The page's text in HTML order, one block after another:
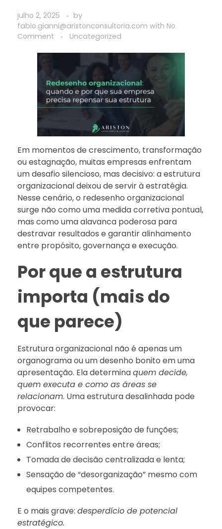
julho 2, 2025
by
fabio.gianni@aristonconsultoria.com with No
Comment
Uncategorized
Em momentos de crescimento, transformação
ou estagnação, muitas empresas enfrentam
um desafio silencioso, mas decisivo: a estrutura
organizacional deixou de servir à estratégia.
Nesse cenário, o redesenho organizacional
surge não como uma medida corretiva pontual,
mas como uma alavanca poderosa para
destravar resultados e garantir alinhamento
entre propósito, governança e execução.
Por que a estrutura
importa (mais do
que parece)
Estrutura organizacional não é apenas um
organograma ou um desenho bonito em uma
apresentação. Ela determinaquem decide,
quem executa e como as áreas se
relacionam. Uma estrutura desalinhada pode
provocar:
Retrabalho e sobreposição de funções;
Conflitos recorrentes entre áreas;
Tomada de decisão centralizada e lenta;
Sensação de “desorganização” mesmo com
equipes competentes.
E o mais grave: desperdício de potencial
estratégico.